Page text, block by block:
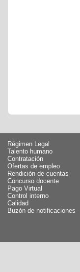
Régimen Legal
Talento humano
Contratación
Ofertas de empleo
Rendición de cuentas
Concurso docente
Pago Virtual
Control interno
Calidad
Buzón de notificaciones